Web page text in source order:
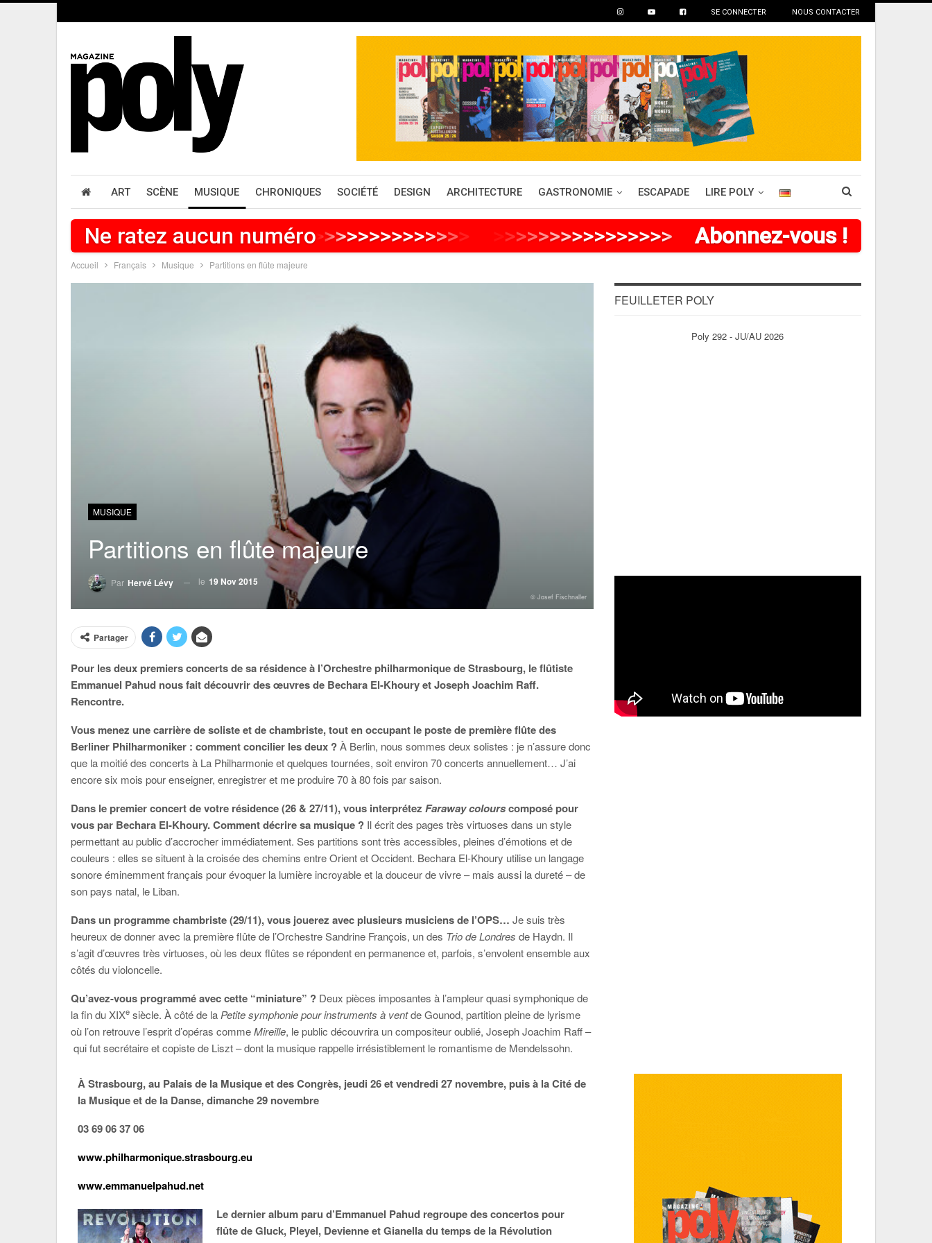
SE CONNECTER NOUS CONTACTER
ART SCÈNE MUSIQUE CHRONIQUES SOCIÉTÉ DESIGN ARCHITECTURE GASTRONOMIE ESCAPADE LIRE POLY
Ne ratez aucun numéro>>>>>>>>>>>>>> >>>>> >>>>>>>>> Abonnez-vous !
Accueil Français Musique Partitions en flûte majeure
MUSIQUE
Partitions en flûte majeure
Par Hervé Lévy le 19 Nov 2015
© Josef Fischnaller
Partager
Pour les deux premiers concerts de sa résidence à l’Orchestre philharmonique de Strasbourg, le flûtiste
Emmanuel Pahud nous fait découvrir des œuvres de Bechara El-Khoury et Joseph Joachim Raff.
Rencontre.
Vous menez une carrière de soliste et de chambriste, tout en occupant le poste de première flûte des
Berliner Philharmoniker : comment concilier les deux ?À Berlin, nous sommes deux solistes : je n’assure donc
que la moitié des concerts à La Philharmonie et quelques tournées, soit environ 70 concerts annuellement… J’ai
encore six mois pour enseigner, enregistrer et me produire 70 à 80 fois par saison.
Dans le premier concert de votre résidence (26 & 27/11), vous interprétez Faraway colourscomposé pour
vous par Bechara El-Khoury. Comment décrire sa musique ? Il écrit des pages très virtuoses dans un style
permettant au public d’accrocher immédiatement. Ses partitions sont très accessibles, pleines d’émotions et de
couleurs : elles se situent à la croisée des chemins entre Orient et Occident. Bechara El-Khoury utilise un langage
sonore éminemment français pour évoquer la lumière incroyable et la douceur de vivre – mais aussi la dureté – de
son pays natal, le Liban.
Dans un programme chambriste (29/11), vous jouerez avec plusieurs musiciens de l’OPS… Je suis très
heureux de donner avec la première flûte de l’Orchestre Sandrine François, un des Trio de Londres de Haydn. Il
s’agit d’œuvres très virtuoses, où les deux flûtes se répondent en permanence et, parfois, s’envolent ensemble aux
côtés du violoncelle.
Qu’avez-vous programmé avec cette “miniature” ? Deux pièces imposantes à l’ampleur quasi symphonique de
la fin du XIXe siècle. À côté de la Petite symphonie pour instruments à ventde Gounod, partition pleine de lyrisme
où l’on retrouve l’esprit d’opéras commeMireille, le public découvrira un compositeur oublié, Joseph Joachim Raff –
qui fut secrétaire et copiste de Liszt – dont la musique rappelle irrésistiblement le romantisme de Mendelssohn.
À Strasbourg, au Palais de la Musique et des Congrès, jeudi 26 et vendredi 27 novembre, puis à la Cité de
la Musique et de la Danse, dimanche 29 novembre
03 69 06 37 06
www.philharmonique.strasbourg.eu
www.emmanuelpahud.net
Le dernier album paru d’Emmanuel Pahud regroupe des concertos pour
flûte de Gluck, Pleyel, Devienne et Gianella du temps de la Révolution
FEUILLETER POLY
Poly 292 - JU/AU 2026